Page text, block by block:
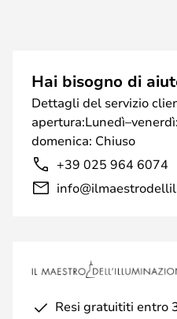
Hai bisogno di
Dettagli del servizio
domenica: Chiuso
+39 025 964 6074
Resi gratuititi entro